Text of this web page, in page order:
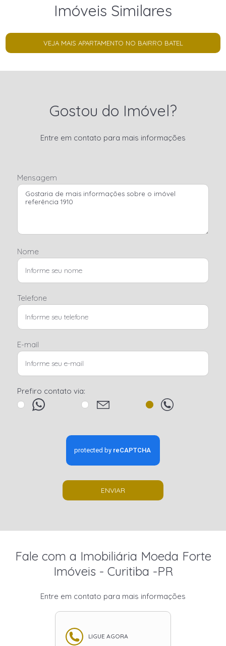
Imóveis Similares
VEJA MAIS APARTAMENTO NO BAIRRO BATEL
Gostou do Imóvel?
Entre em contato para mais informações
Mensagem
Nome
Telefone
E-mail
Prefiro contato via:
ENVIAR
Fale com a Imobiliária Moeda Forte
Imóveis - Curitiba -PR
Entre em contato para mais informações
LIGUE AGORA